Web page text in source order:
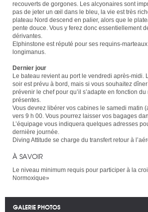
recouverts de gorgones. Les alcyonaires sont
pas de jeter un œil dans le bleu, la vie est très
plateau Nord descend en palier, alors que le
pente douce. Vous y ferez donc essentiellement
dérivantes.
Elphinstone est réputé pour ses requins-
longimanus.
Dernier jour
Le bateau revient au port le vendredi après-midi.
soir est prévu à bord, mais si vous souhaitez
prévenir le chef pour qu’il s’adapte en fonction
présentes.
Vous devrez libérer vos cabines le samedi matin
vers 9 h 00. Vous pourrez laisser vos bagages
L’équipage vous indiquera quelques adresses
dernière journée.
Diving Attitude se charge du transfert retour à
À SAVOIR
Le niveau minimum requis pour participer à la
Normoxique»
GALERIE PHOTOS